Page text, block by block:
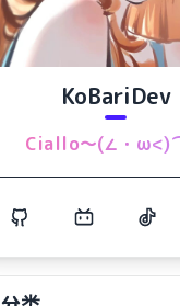
KoBariDev
Ciallo～(∠・